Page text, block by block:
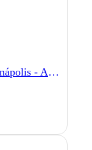
Três Estrelas Sala Vip Anápolis - Anápolis - GO